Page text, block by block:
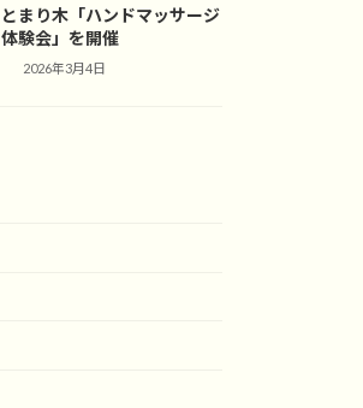
とまり木「ハンドマッサージ
体験会」を開催
2026年3月4日